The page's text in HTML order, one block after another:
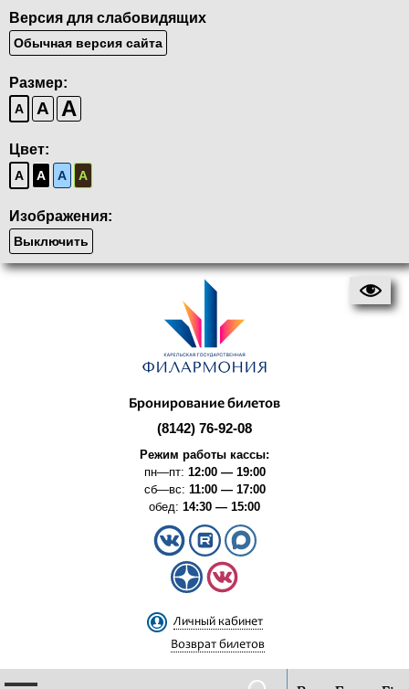
Версия для слабовидящих
Обычная версия сайта
Размер:
A A A
Цвет:
A A A A
Изображения:
Выключить
Бронирование билетов
(8142) 76-92-08
Режим работы кассы:
пн—пт: 12:00 — 19:00
сб—вс: 11:00 — 17:00
обед: 14:30 — 15:00
Личный кабинет
Возврат билетов